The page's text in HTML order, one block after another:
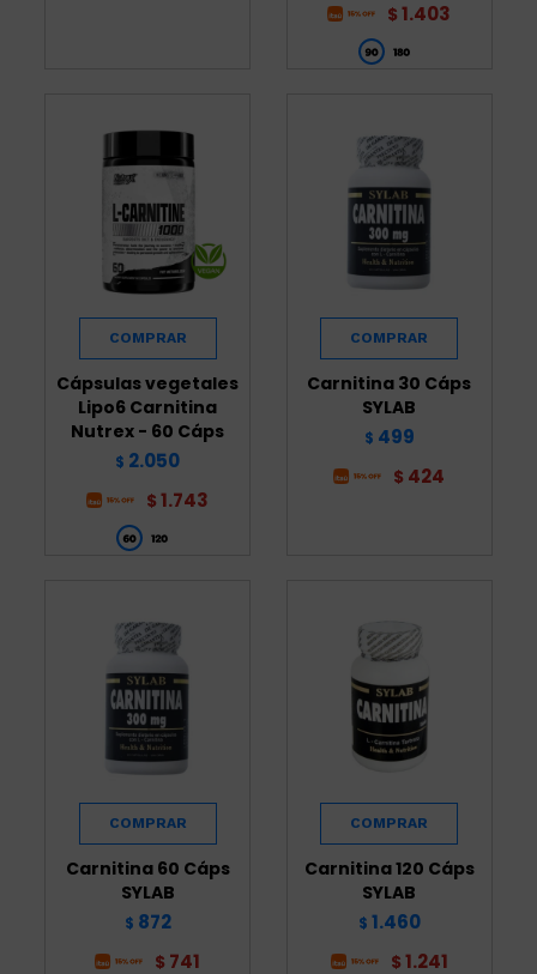
$ 1.403
Cápsulas vegetales
Lipo6 Carnitina
Nutrex - 60 Cáps
$ 2.050
$ 1.743
Carnitina 30 Cáps
SYLAB
$ 499
$ 424
Carnitina 60 Cáps
SYLAB
$ 872
$ 741
Carnitina 120 Cáps
SYLAB
$ 1.460
$ 1.241